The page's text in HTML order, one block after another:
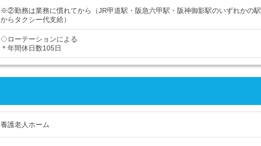
※②勤務は業務に慣れてから（JR甲道駅・阪急六甲駅・阪神御影駅のいずれかの駅
からタクシー代支給）
◇ローテーションによる
＊年間休日数105日
養護老人ホーム